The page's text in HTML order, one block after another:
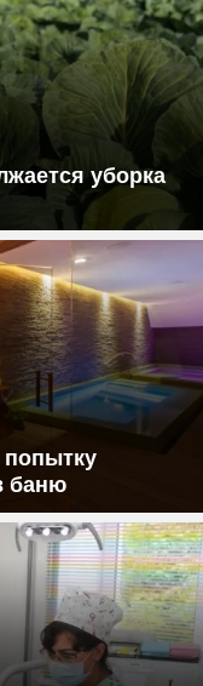
уборка
попытку
баню